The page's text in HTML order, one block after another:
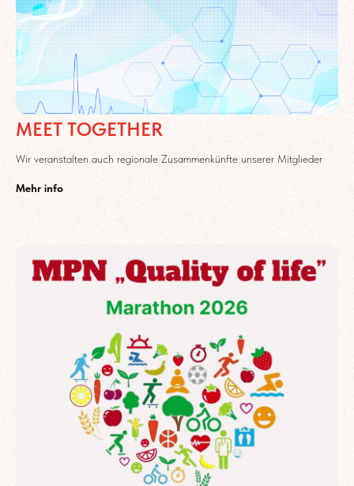
MEET TOGETHER
Wir veranstalten auch regionale Zusammenkünfte unserer Mitglieder
Mehr info